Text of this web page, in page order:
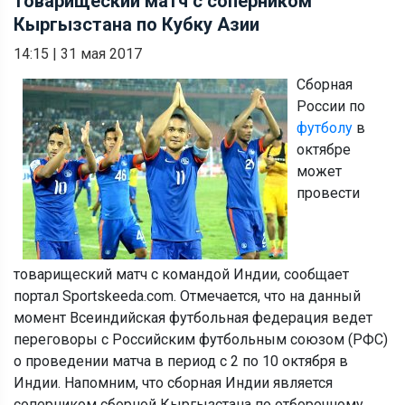
Кыргызстана по Кубку Азии
14:15 | 31 мая 2017
Сборная
России по
футболу в
октябре
может
провести
товарищеский матч с командой Индии, сообщает
портал Sportskeeda.com. Отмечается, что на данный
момент Всеиндийская футбольная федерация ведет
переговоры с Российским футбольным союзом (РФС)
о проведении матча в период с 2 по 10 октября в
Индии. Напомним, что сборная Индии является